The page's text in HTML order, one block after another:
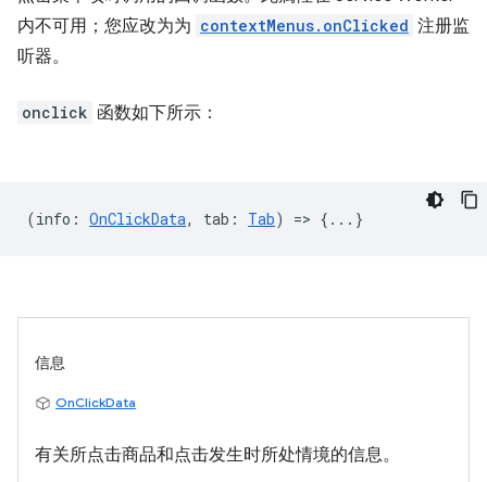
内不可用；您应改为为 contextMenus.onClicked 注册监
听器。
onclick 函数如下所示：
(info : OnClickData, tab : Tab) => {...}
信息
OnClickData
有关所点击商品和点击发生时所处情境的信息。